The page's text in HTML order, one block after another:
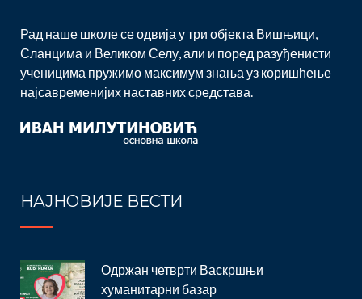
Рад наше школе се одвија у три објекта Вишњици,
Сланцима и Великом Селу, али и поред разуђенисти
ученицима пружимо максимум знања уз коришћење
најсавременијих наставних средстава.
НАЈНОВИЈЕ ВЕСТИ
Одржан четврти Васкршњи
хуманитарни базар